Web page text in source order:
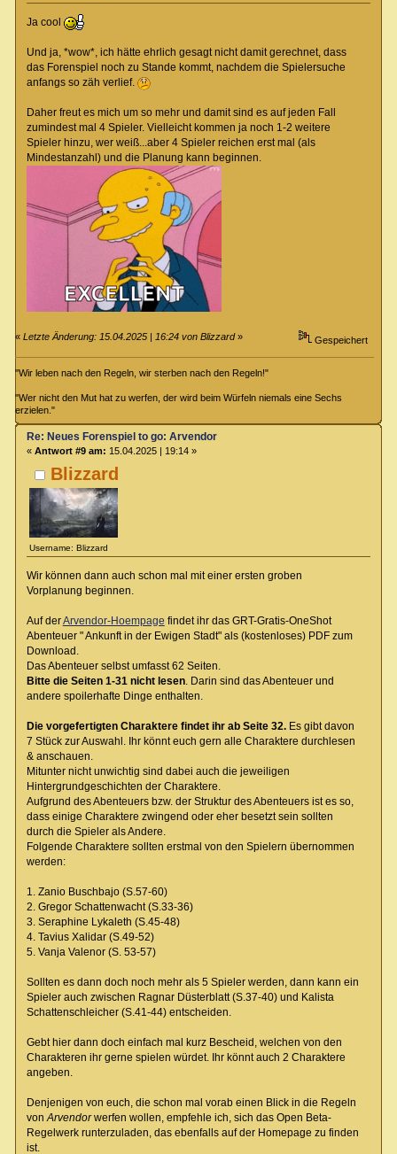
Ja cool
Und ja, *wow*, ich hätte ehrlich gesagt nicht damit gerechnet, dass
das Forenspiel noch zu Stande kommt, nachdem die Spielersuche
anfangs so zäh verlief.
Daher freut es mich um so mehr und damit sind es auf jeden Fall
zumindest mal 4 Spieler. Vielleicht kommen ja noch 1-2 weitere
Spieler hinzu, wer weiß...aber 4 Spieler reichen erst mal (als
Mindestanzahl) und die Planung kann beginnen.
«Letzte Änderung: 15.04.2025 | 16:24 von Blizzard» Gespeichert
"Wir leben nach den Regeln, wir sterben nach den Regeln!"
"Wer nicht den Mut hat zu werfen, der wird beim Würfeln niemals eine Sechs
erzielen."
Blizzard
Username: Blizzard
Re: Neues Forenspiel to go: Arvendor
« Antwort #9 am: 15.04.2025 | 19:14 »
Wir können dann auch schon mal mit einer ersten groben
Vorplanung beginnen.
Auf derArvendor-Hoempage findet ihr das GRT-Gratis-OneShot
Abenteuer " Ankunft in der Ewigen Stadt" als (kostenloses) PDF zum
Download.
Das Abenteuer selbst umfasst 62 Seiten.
Bitte die Seiten 1-31 nicht lesen. Darin sind das Abenteuer und
andere spoilerhafte Dinge enthalten.
Die vorgefertigten Charaktere findet ihr ab Seite 32.Es gibt davon
7 Stück zur Auswahl. Ihr könnt euch gern alle Charaktere durchlesen
& anschauen.
Mitunter nicht unwichtig sind dabei auch die jeweiligen
Hintergrundgeschichten der Charaktere.
Aufgrund des Abenteuers bzw. der Struktur des Abenteuers ist es so,
dass einige Charaktere zwingend oder eher besetzt sein sollten
durch die Spieler als Andere.
Folgende Charaktere sollten erstmal von den Spielern übernommen
werden:
1. Zanio Buschbajo (S.57-60)
2. Gregor Schattenwacht (S.33-36)
3. Seraphine Lykaleth (S.45-48)
4. Tavius Xalidar (S.49-52)
5. Vanja Valenor (S. 53-57)
Sollten es dann doch noch mehr als 5 Spieler werden, dann kann ein
Spieler auch zwischen Ragnar Düsterblatt (S.37-40) und Kalista
Schattenschleicher (S.41-44) entscheiden.
Gebt hier dann doch einfach mal kurz Bescheid, welchen von den
Charakteren ihr gerne spielen würdet. Ihr könnt auch 2 Charaktere
angeben.
Denjenigen von euch, die schon mal vorab einen Blick in die Regeln
von Arvendorwerfen wollen, empfehle ich, sich das Open Beta-
Regelwerk runterzuladen, das ebenfalls auf der Homepage zu finden
ist.